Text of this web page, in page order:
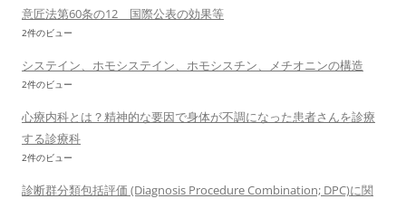
意匠法第60条の12 国際公表の効果等
2件のビュー
システイン、ホモシステイン、ホモシスチン、メチオニンの構造
2件のビュー
心療内科とは？精神的な要因で身体が不調になった患者さんを診療
する診療科
2件のビュー
診断群分類包括評価 (Diagnosis Procedure Combination; DPC)に関